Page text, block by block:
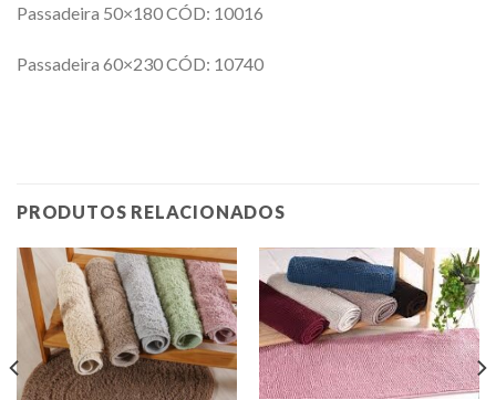
Passadeira 50×180 CÓD: 10016
Passadeira 60×230 CÓD: 10740
PRODUTOS RELACIONADOS